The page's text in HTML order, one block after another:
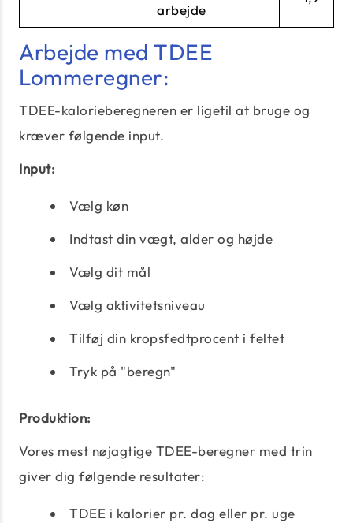
arbejde
Arbejde med TDEE
Lommeregner:
TDEE-kalorieberegneren er ligetil at bruge og
kræver følgende input.
Input:
Vælg køn
Indtast din vægt, alder og højde
Vælg dit mål
Vælg aktivitetsniveau
Tilføj din kropsfedtprocent i feltet
Tryk på "beregn"
Produktion:
Vores mest nøjagtige TDEE-beregner med trin
giver dig følgende resultater:
TDEE i kalorier pr. dag eller pr. uge